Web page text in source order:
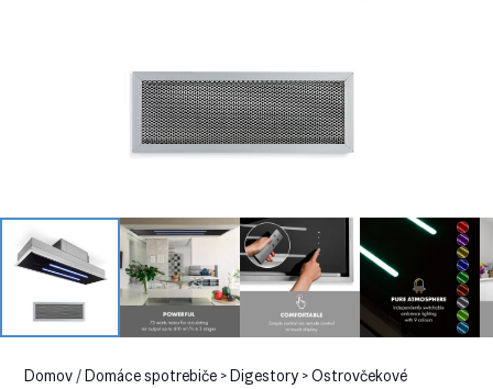
Domov/Domáce spotrebiče > Digestory > Ostrovčekové